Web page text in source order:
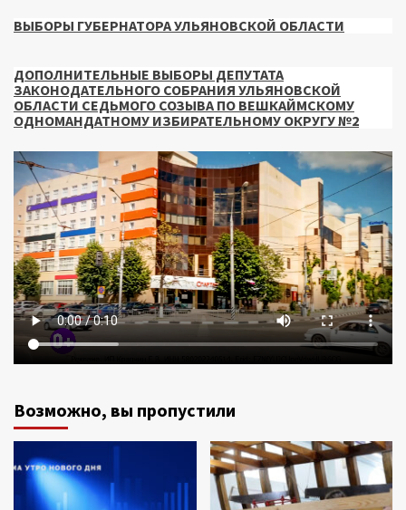
ВЫБОРЫ ГУБЕРНАТОРА УЛЬЯНОВСКОЙ ОБЛАСТИ
ДОПОЛНИТЕЛЬНЫЕ ВЫБОРЫ ДЕПУТАТА
ЗАКОНОДАТЕЛЬНОГО СОБРАНИЯ УЛЬЯНОВСКОЙ
ОБЛАСТИ СЕДЬМОГО СОЗЫВА ПО ВЕШКАЙМСКОМУ
ОДНОМАНДАТНОМУ ИЗБИРАТЕЛЬНОМУ ОКРУГУ №2
Возможно, вы пропустили